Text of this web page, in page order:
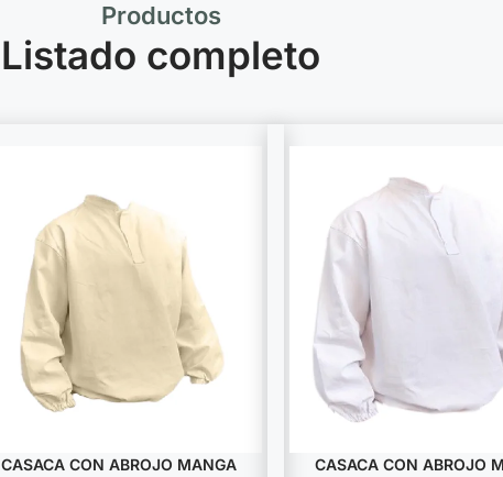
Productos
Listado completo
CASACA CON ABROJO MANGA
CASACA CON ABROJO